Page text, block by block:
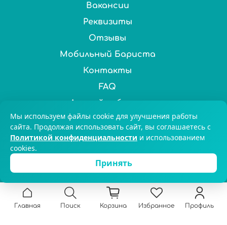
Вакансии
Реквизиты
Отзывы
Мобильный Бариста
Контакты
FAQ
Личный кабинет
Нас выбирают более 100 000 ценителей чая и кофе по
всей России. © 2025 Chai&Coffee
8-800-551-59-47
Главная Поиск Корзина Избранное Профиль
Мы используем файлы cookie для улучшения работы
сайта. Продолжая использовать сайт, вы соглашаетесь с
Политикой конфиденциальности и использованием
cookies.
Принять